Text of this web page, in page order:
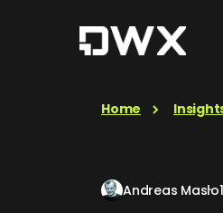
Home
Andreas Maslo